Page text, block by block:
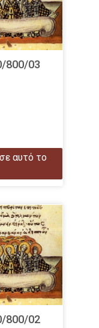
800/03
αυτό το
800/02